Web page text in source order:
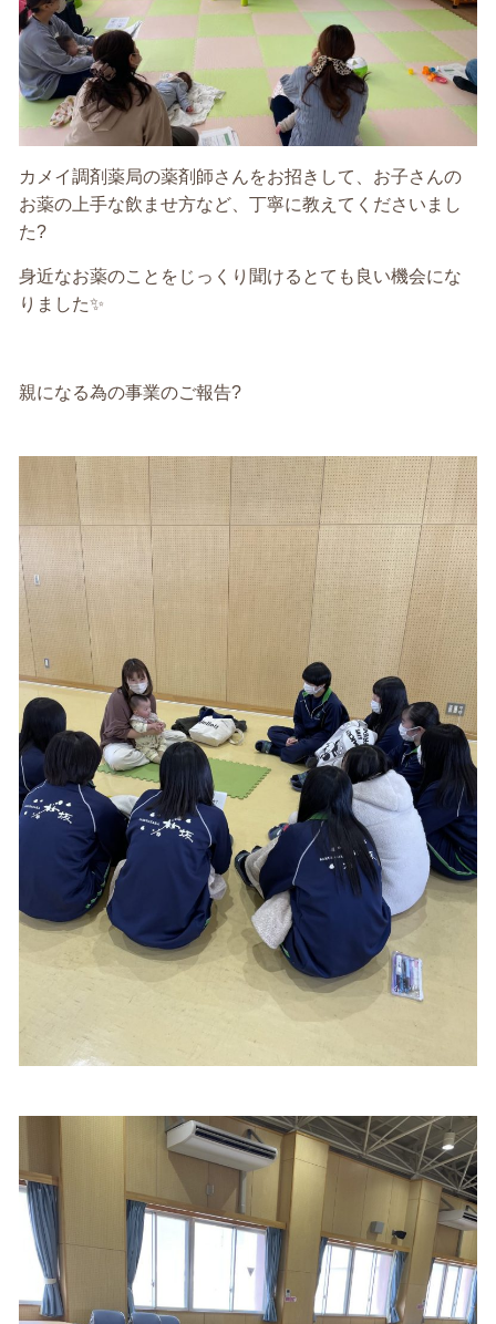
カメイ調剤薬局の薬剤師さんをお招きして、お子さんの
お薬の上手な飲ませ方など、丁寧に教えてくださいまし
た?
身近なお薬のことをじっくり聞けるとても良い機会にな
りました✨
親になる為の事業のご報告?